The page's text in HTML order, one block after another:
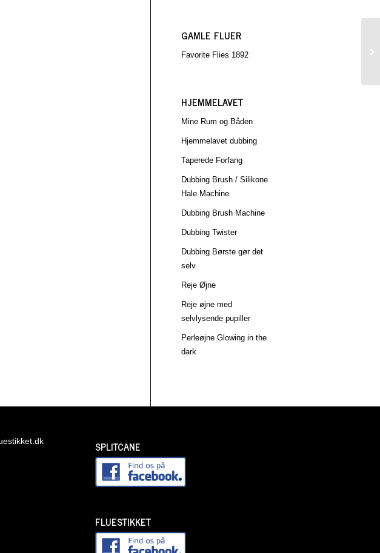
GAMLE FLUER
Favorite Flies 1892
HJEMMELAVET
Mine Rum og Båden
Hjemmelavet dubbing
Taperede Forfang
Dubbing Brush / Silikone
Hale Machine
Dubbing Brush Machine
Dubbing Twister
Dubbing Børste gør det
selv
Reje Øjne
Reje øjne med
selvlysende pupiller
Perleøjne Glowing in the
dark
SPLITCANE
FLUESTIKKET